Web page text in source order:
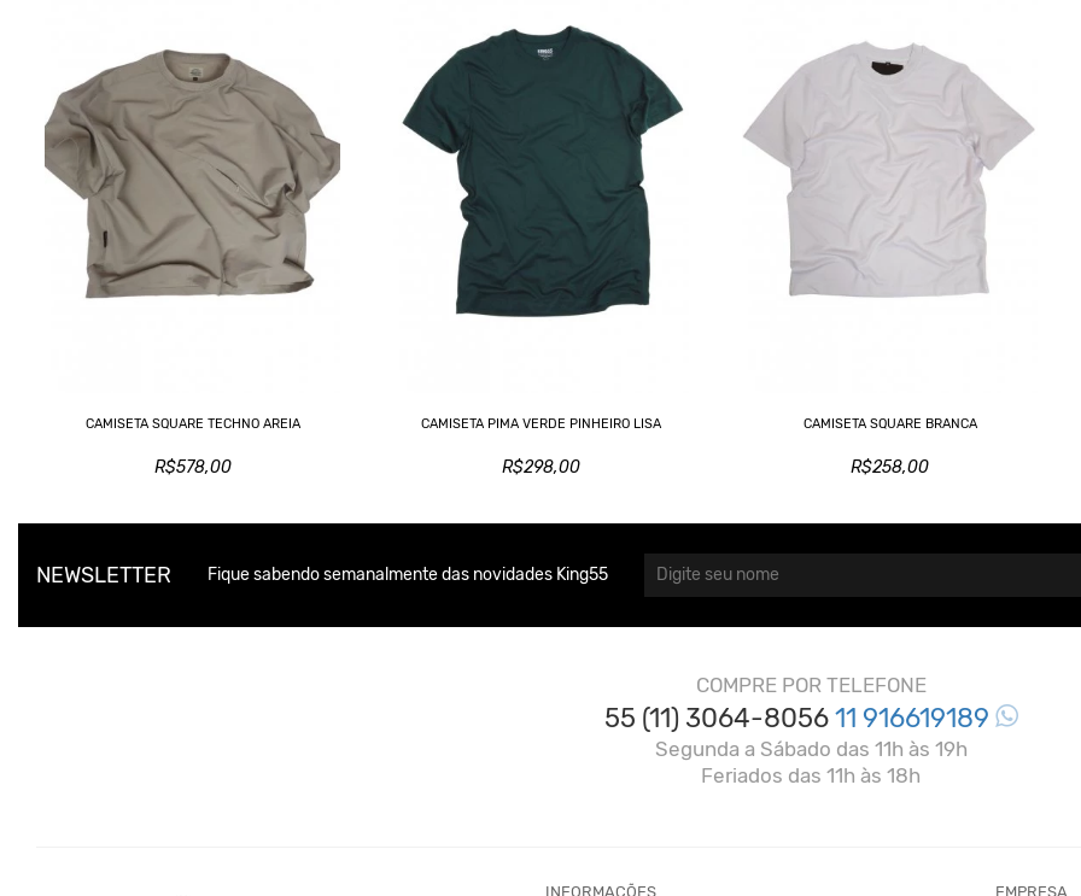
CAMISETA SQUARE TECHNO AREIA
R$578,00
CAMISETA PIMA VERDE PINHEIRO LISA
R$298,00
CAMISETA SQUARE BRANCA
R$258,00
NEWSLETTER Fique sabendo semanalmente das novidades King55
COMPRE POR TELEFONE
55 (11) 3064-805611 916619189
Segunda a Sábado das 11h às 19h
Feriados das 11h às 18h
INFORMAÇÕES EMPRESA